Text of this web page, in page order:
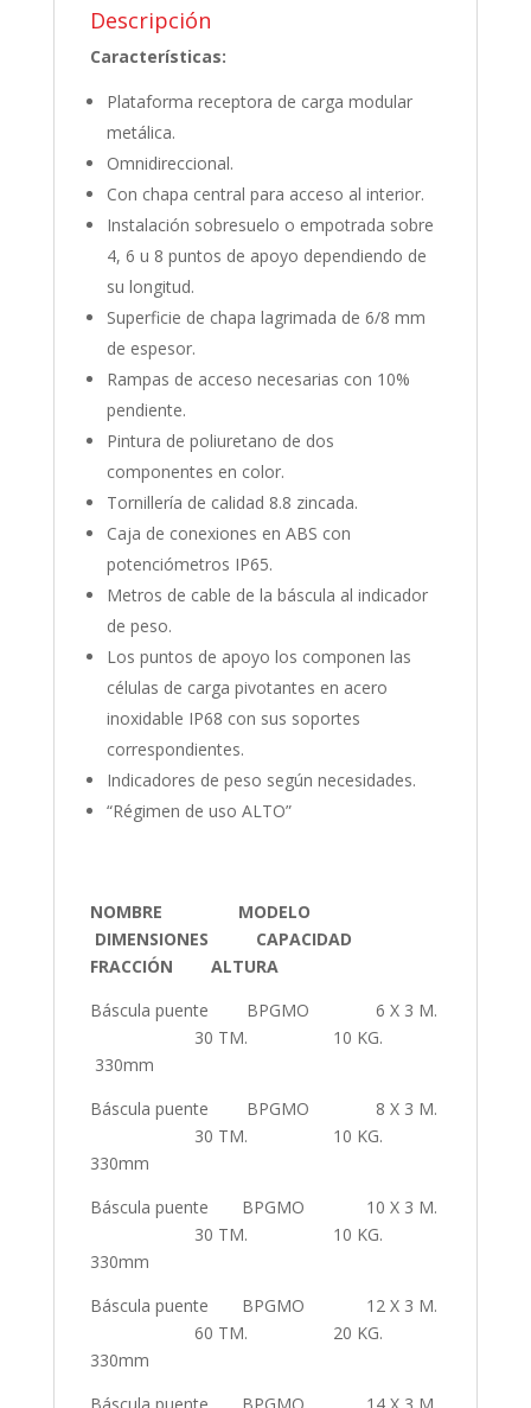
Descripción
Características:
Plataforma receptora de carga modular
metálica.
Omnidireccional.
Con chapa central para acceso al interior.
Instalación sobresuelo o empotrada sobre
4, 6 u 8 puntos de apoyo dependiendo de
su longitud.
Superficie de chapa lagrimada de 6/8 mm
de espesor.
Rampas de acceso necesarias con 10%
pendiente.
Pintura de poliuretano de dos
componentes en color.
Tornillería de calidad 8.8 zincada.
Caja de conexiones en ABS con
potenciómetros IP65.
Metros de cable de la báscula al indicador
de peso.
Los puntos de apoyo los componen las
células de carga pivotantes en acero
inoxidable IP68 con sus soportes
correspondientes.
Indicadores de peso según necesidades.
“Régimen de uso ALTO”
NOMBRE MODELO
DIMENSIONES CAPACIDAD
FRACCIÓN ALTURA
Báscula puente BPGMO 6 X 3 M.
30 TM. 10 KG.
330mm
Báscula puente BPGMO 8 X 3 M.
30 TM. 10 KG.
330mm
Báscula puente BPGMO 10 X 3 M.
30 TM. 10 KG.
330mm
Báscula puente BPGMO 12 X 3 M.
60 TM. 20 KG.
330mm